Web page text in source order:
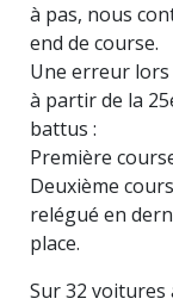
à pas, nous
end de course.
Une erreur
à partir de la
battus :
Première
Deuxième
relégué en
place.
Sur 32